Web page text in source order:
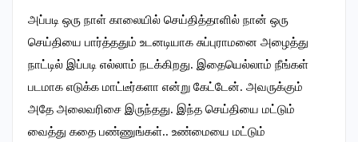
அப்படி ஒரு நாள் காலையில் செய்தித்தாளில் நான் ஒரு
செய்தியை பார்த்ததும் உடனடியாக சுப்புராமனை அழைத்து
நாட்டில் இப்படி எல்லாம் நடக்கிறது. இதையெல்லாம் நீங்கள்
படமாக எடுக்க மாட்டீர்களா என்று கேட்டேன். அவருக்கும்
அதே அலைவரிசை இருந்தது. இந்த செய்தியை மட்டும்
வைத்து கதை பண்ணுங்கள்.. உண்மையை மட்டும்